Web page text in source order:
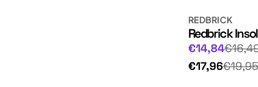
REDBRICK
Redbrick
€14,84
Normale
prijs
€17,96
Normale€19,95